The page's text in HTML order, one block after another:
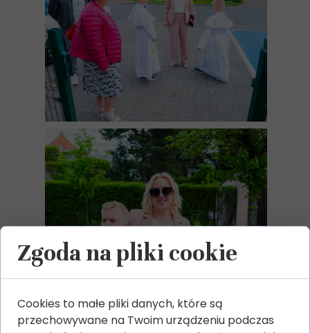
Zgoda na pliki cookie
Cookies to małe pliki danych, które są
przechowywane na Twoim urządzeniu podczas